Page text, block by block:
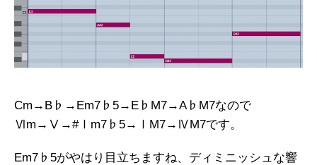
Cm→B♭→Em7♭5→E♭M7→A♭M7なので
Ⅵm→Ⅴ→#Ⅰm7♭5→ⅠM7→ⅣM7です。
Em7♭5がやはり目立ちますね、ディミニッシュな響